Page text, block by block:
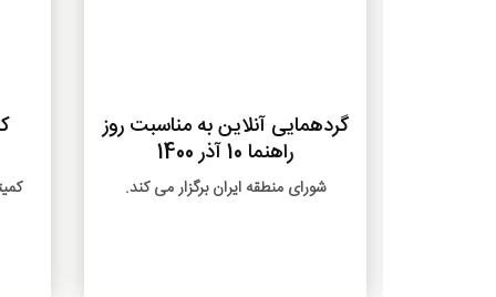
گردهمایی آنلاین به مناسبت روز
راهنما 10 آذر 1400
شورای منطقه ایران برگزار می کند.